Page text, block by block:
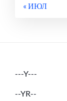
« ИЮЛ
---Y---
--YR--